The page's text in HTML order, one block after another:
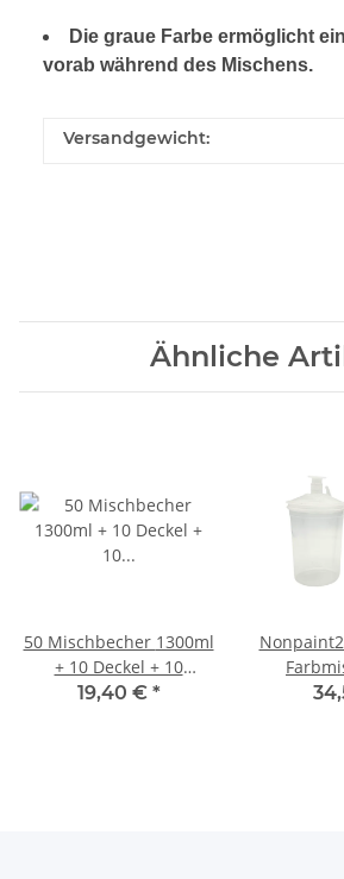
Die graue Farbe ermöglicht
vorab während des Mischens.
Versandgewicht:
Ähnliche
50 Mischbecher 1300ml
+ 10 Deckel + 10
Rührstäbe Autolack
19,40 € *